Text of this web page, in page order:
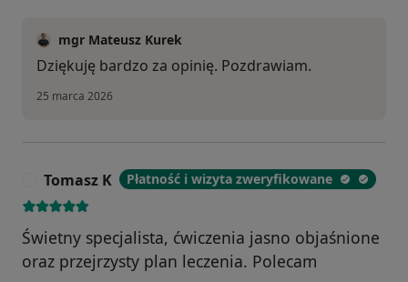
mgr Mateusz Kurek
Dziękuję bardzo za opinię. Pozdrawiam.
25 marca 2026
Tomasz K Płatność i wizyta zweryfikowane
Świetny specjalista, ćwiczenia jasno objaśnione
oraz przejrzysty plan leczenia. Polecam